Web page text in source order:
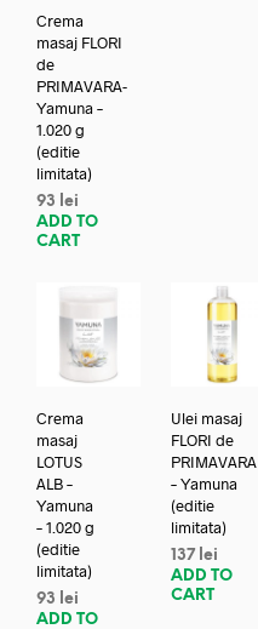
Crema
masaj FLORI
de
PRIMAVARA-
Yamuna –
1.020 g
(editie
limitata)
93
lei
ADD TO
CART
Crema
masaj
LOTUS
ALB –
Yamuna
– 1.020 g
(editie
limitata)
93
lei
ADD TO
Ulei masaj
FLORI de
PRIMAVARA
– Yamuna
(editie
limitata)
137 lei
ADD TO
CART